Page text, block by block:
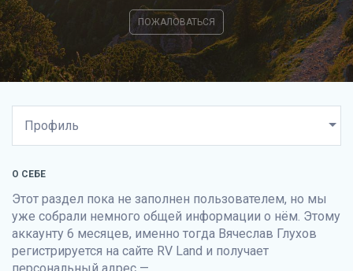
ПОЖАЛОВАТЬСЯ
О СЕБЕ
Этот раздел пока не заполнен пользователем, но мы
уже собрали немного общей информации о нём. Этому
аккаунту 6 месяцев, именно тогда Вячеслав Глухов
регистрируется на сайте RV Land и получает